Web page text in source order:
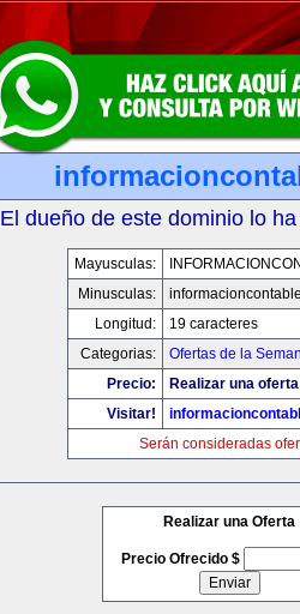
El dueño de este dominio lo
Mayusculas:
Minusculas:
Longitud:
19 caracteres
Categorias:
Ofertas de la
Precio:
Realizar una
Visitar!
Serán consideradas
Realizar una Oferta
Precio Ofrecido $